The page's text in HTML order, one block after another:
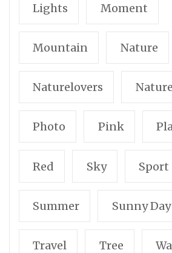
Lights Moment
Mountain Nature
Naturelovers
Photo Pink
Red Sky Sport
Summer Sunny Day
Travel Tree